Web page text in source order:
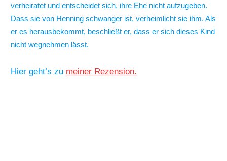
verheiratet und entscheidet sich, ihre Ehe nicht aufzugeben.
Dass sie von Henning schwanger ist, verheimlicht sie ihm. Als
er es herausbekommt, beschließt er, dass er sich dieses Kind
nicht wegnehmen lässt.
Hier geht’s zu meiner Rezension.